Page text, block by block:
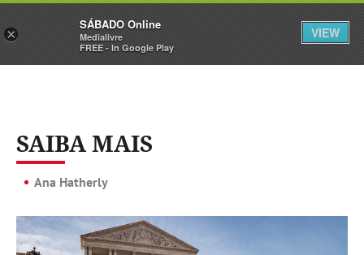
Sábado Assine Iniciar Sessão
SAIBA MAIS
Ana Hatherly
×
SÁBADO Online
Medialivre
FREE - In Google Play
VIEW